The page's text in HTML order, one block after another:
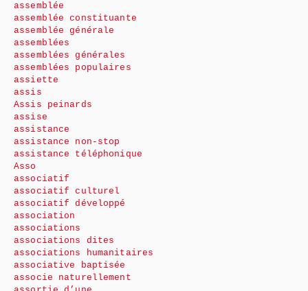
assemblée
assemblée constituante
assemblée générale
assemblées
assemblées générales
assemblées populaires
assiette
assis
Assis peinards
assise
assistance
assistance non-stop
assistance téléphonique
Asso
associatif
associatif culturel
associatif développé
association
associations
associations dites
associations humanitaires
associative baptisée
associe naturellement